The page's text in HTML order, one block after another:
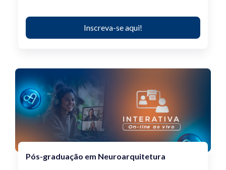
Inscreva-se aqui!
Pós-graduação em Neuroarquitetura